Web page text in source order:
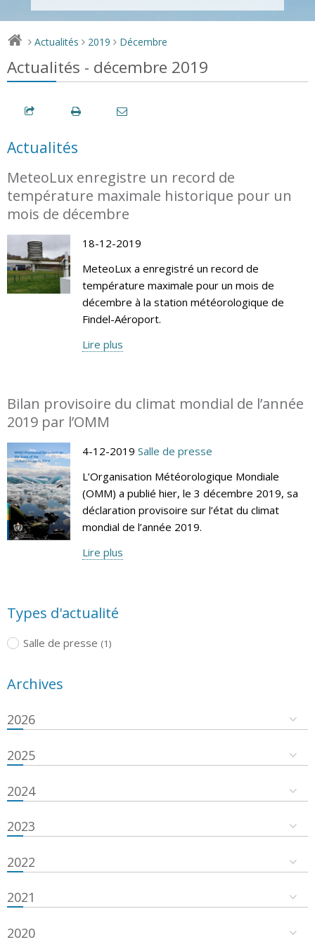
> Actualités > 2019 > Décembre
Actualités - décembre 2019
Actualités
MeteoLux enregistre un record de
température maximale historique pour un
mois de décembre
18-12-2019
MeteoLux a enregistré un record de
température maximale pour un mois de
décembre à la station météorologique de
Findel-Aéroport.
Lire plus
Bilan provisoire du climat mondial de l’année
2019 par l’OMM
4-12-2019 Salle de presse
L’Organisation Météorologique Mondiale
(OMM) a publié hier, le 3 décembre 2019, sa
déclaration provisoire sur l’état du climat
mondial de l’année 2019.
Lire plus
Types d'actualité
Salle de presse (1)
Archives
2026
2025
2024
2023
2022
2021
2020